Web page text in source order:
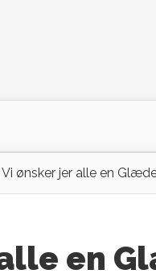
Vi ønsker jer alle en
en